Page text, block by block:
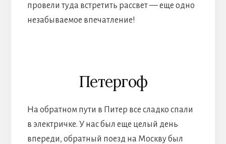
провели туда встретить рассвет — еще одно
незабываемое впечатление!
Петергоф
На обратном пути в Питер все сладко спали
в электричке. У нас был еще целый день
впереди, обратный поезд на Москву был